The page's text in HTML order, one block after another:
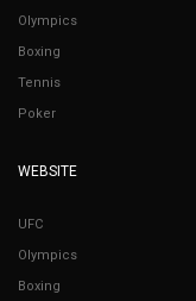
Olympics
Boxing
Tennis
Poker
WEBSITE
UFC
Olympics
Boxing